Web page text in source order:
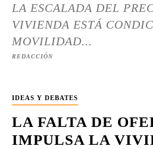
LA ESCALADA DEL
VIVIENDA ESTÁ
MOVILIDAD...
REDACCIÓN
IDEAS Y DEBATES
LA FALTA DE
IMPULSA LA